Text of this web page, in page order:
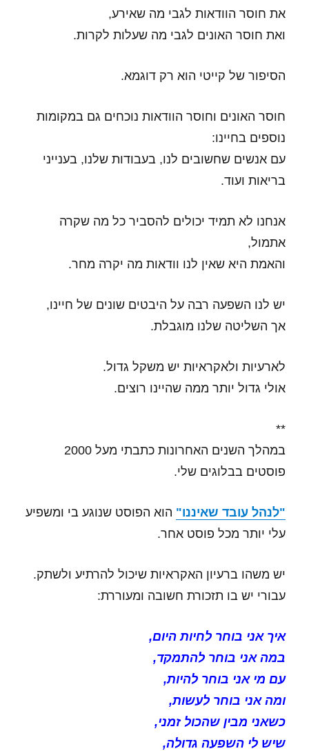
את חוסר הוודאות לגבי מה שאירע,
ואת חוסר האונים לגבי מה שעלות לקרות.
הסיפור של קייטי הוא רק דוגמא.
חוסר האונים וחוסר הוודאות נוכחים גם במקומות
נוספים בחיינו:
עם אנשים שחשובים לנו, בעבודות שלנו, בענייני
בריאות ועוד.
אנחנו לא תמיד יכולים להסביר כל מה שקרה
אתמול,
והאמת היא שאין לנו וודאות מה יקרה מחר.
יש לנו השפעה רבה על היבטים שונים של חיינו,
אך השליטה שלנו מוגבלת.
לארעיות ולאקראיות יש משקל גדול.
אולי גדול יותר ממה שהיינו רוצים.
**
במהלך השנים האחרונות כתבתי מעל 2000
פוסטים בבלוגים שלי.
"לנהל עובד שאיננו" הוא הפוסט שנוגע בי ומשפיע
עלי יותר מכל פוסט אחר.
יש משהו ברעיון האקראיות שיכול להרתיע ולשתק.
עבורי יש בו תזכורת חשובה ומעוררת:
איך אני בוחר לחיות היום,
במה אני בוחר להתמקד,
עם מי אני בוחר להיות,
ומה אני בוחר לעשות,
כשאני מבין שהכול זמני,
שיש לי השפעה גדולה,